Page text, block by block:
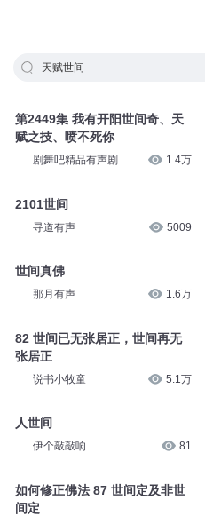
天赋世间
第2449集 我有开阳世间奇、天
赋之技、喷不死你
剧舞吧精品有声剧 1.4万
2101世间
寻道有声 5009
世间真佛
那月有声 1.6万
82 世间已无张居正，世间再无
张居正
说书小牧童 5.1万
人世间
伊个敲敲响 81
如何修正佛法 87 世间定及非世
间定